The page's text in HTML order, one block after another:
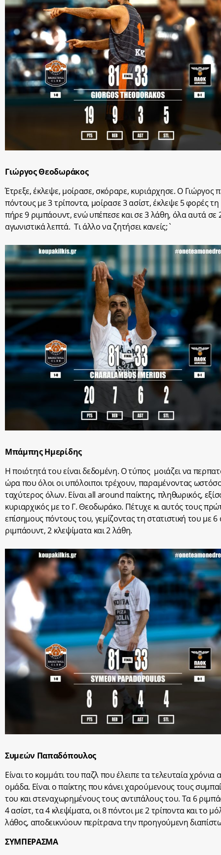
Γιώργος Θεοδωράκος
Έτρεξε, έκλεψε, μοίρασε, σκόραρε, κυριάρχησε. Ο Γιώργος
πόντους με 3 τρίποντα, μοίρασε 3 ασίστ, έκλεψε 5 φορές
πήρε 9 ριμπάουντ, ενώ υπέπεσε και σε 3 λάθη, όλα αυτά σε
αγωνιστικά λεπτά. Τι άλλο να ζητήσει κανείς;`
Μπάμπης Ημερίδης
Η ποιότητά του είναι δεδομένη. Ο τύπος μοιάζει να
ώρα που όλοι οι υπόλοιποι τρέχουν, παραμένοντας
ταχύτερος όλων. Είναι all around παίκτης, πληθωρικός,
κυριαρχικός με το Γ. Θεοδωράκο. Πέτυχε κι αυτός τους
επίσημους πόντους του, γεμίζοντας τη στατιστική του με 6
ριμπάουντ, 2 κλεψίματα και 2 λάθη.
Συμεών Παπαδόπουλος
Είναι το κομμάτι του παζλ που έλειπε τα τελευταία χρόνια
ομάδα. Είναι ο παίκτης που κάνει χαρούμενους τους
του και στεναχωρημένους τους αντιπάλους του. Τα 6
4 ασίστ, τα 4 κλεψίματα, οι 8 πόντοι με 2 τρίποντα και το
λάθος, αποδεικνύουν περίτρανα την προηγούμενη
ΣΥΜΠΕΡΑΣΜΑ